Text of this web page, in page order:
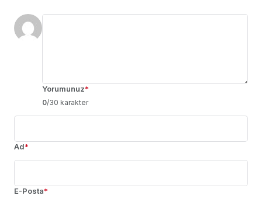
Yorumunuz*
0/30 karakter
Ad*
E-Posta*